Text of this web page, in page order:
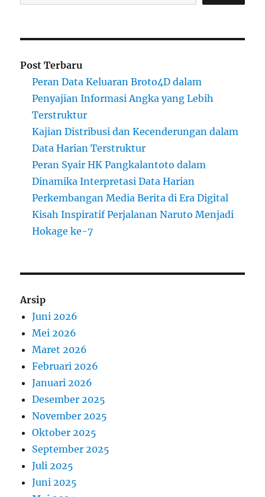
Post Terbaru
Peran Data Keluaran Broto4D dalam
Penyajian Informasi Angka yang Lebih
Terstruktur
Kajian Distribusi dan Kecenderungan dalam
Data Harian Terstruktur
Peran Syair HK Pangkalantoto dalam
Dinamika Interpretasi Data Harian
Perkembangan Media Berita di Era Digital
Kisah Inspiratif Perjalanan Naruto Menjadi
Hokage ke-7
Arsip
Juni 2026
Mei 2026
Maret 2026
Februari 2026
Januari 2026
Desember 2025
November 2025
Oktober 2025
September 2025
Juli 2025
Juni 2025